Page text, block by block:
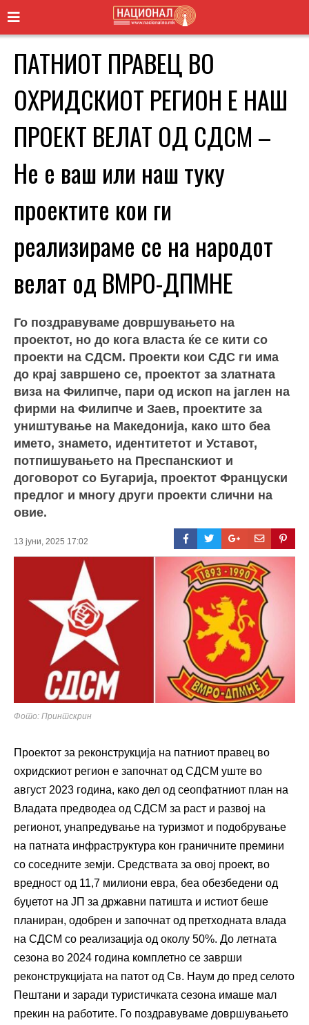
ПАТНИОТ ПРАВЕЦ ВО
ОХРИДСКИОТ РЕГИОН Е НАШ
ПРОЕКТ ВЕЛАТ ОД СДСМ –
Не е ваш или наш туку
проектите кои ги
реализираме се на народот
велат од ВМРО-ДПМНЕ
Го поздравуваме довршувањето на
проектот, но до кога власта ќе се кити со
проекти на СДСМ. Проекти кои СДС ги има
до крај завршено се, проектот за златната
виза на Филипче, пари од ископ на јаглен на
фирми на Филипче и Заев, проектите за
уништување на Македонија, како што беа
името, знамето, идентитетот и Уставот,
потпишувањето на Преспанскиот и
договорот со Бугарија, проектот Француски
предлог и многу други проекти слични на
овие.
13 јуни, 2025 17:02
Фото: Принтскрин
Проектот за реконструкција на патниот правец во
охридскиот регион е започнат од СДСМ уште во
август 2023 година, како дел од сеопфатниот план на
Владата предводеа од СДСМ за раст и развој на
регионот, унапредување на туризмот и подобрување
на патната инфраструктура кон граничните премини
со соседните земји. Средствата за овој проект, во
вредност од 11,7 милиони евра, беа обезбедени од
буџетот на ЈП за државни патишта и истиот беше
планиран, одобрен и започнат од претходната влада
на СДСМ со реализација од околу 50%. До летната
сезона во 2024 година комплетно се заврши
реконструкцијата на патот од Св. Наум до пред селото
Пештани и заради туристичката сезона имаше мал
прекин на работите. Го поздравуваме довршувањето